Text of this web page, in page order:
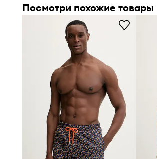
Посмотри похожие товары